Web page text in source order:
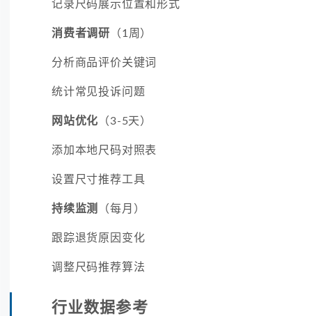
记录尺码展示位置和形式
消费者调研 （1周）
分析商品评价关键词
统计常见投诉问题
网站优化 （3-5天）
添加本地尺码对照表
设置尺寸推荐工具
持续监测 （每月）
跟踪退货原因变化
调整尺码推荐算法
行业数据参考